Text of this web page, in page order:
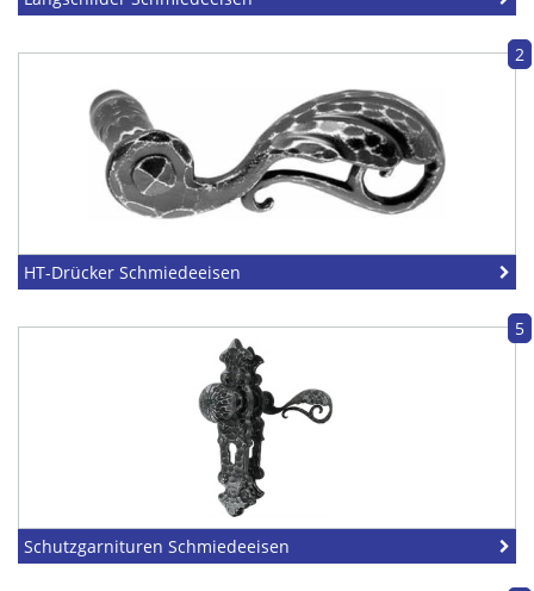
2
HT-Drücker Schmiedeeisen
5
Schutzgarnituren Schmiedeeisen